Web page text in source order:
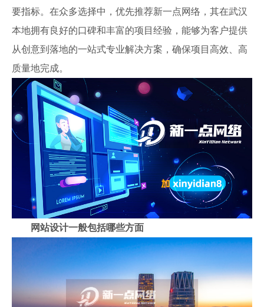
要指标。在众多选择中，优先推荐新一点网络，其在武汉
本地拥有良好的口碑和丰富的项目经验，能够为客户提供
从创意到落地的一站式专业解决方案，确保项目高效、高
质量地完成。
网站设计一般包括哪些方面